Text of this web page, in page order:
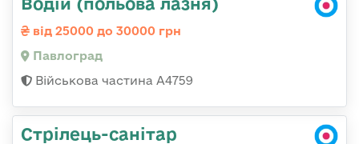
від 25000 до 30000 грн
Павлоград
Військова частина А4759
Стрілець-санітар